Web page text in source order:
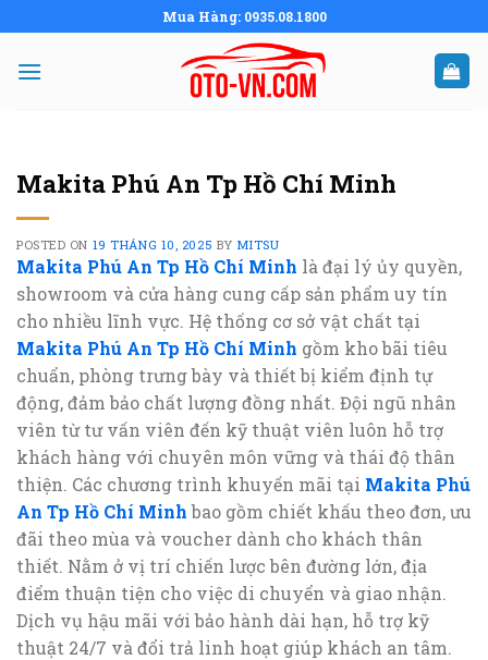
to
content
Mua Hàng: 0935.08.1800
Makita Phú An Tp Hồ Chí Minh
POSTED ON 19 THÁNG 10, 2025 BY MITSU
Makita Phú An Tp Hồ Chí Minh là đại lý ủy quyền,
showroom và cửa hàng cung cấp sản phẩm uy tín
cho nhiều lĩnh vực. Hệ thống cơ sở vật chất tại
Makita Phú An Tp Hồ Chí Minh gồm kho bãi tiêu
chuẩn, phòng trưng bày và thiết bị kiểm định tự
động, đảm bảo chất lượng đồng nhất. Đội ngũ nhân
viên từ tư vấn viên đến kỹ thuật viên luôn hỗ trợ
khách hàng với chuyên môn vững và thái độ thân
thiện. Các chương trình khuyến mãi tại Makita Phú
An Tp Hồ Chí Minhbao gồm chiết khấu theo đơn, ưu
đãi theo mùa và voucher dành cho khách thân
thiết. Nằm ở vị trí chiến lược bên đường lớn, địa
điểm thuận tiện cho việc di chuyển và giao nhận.
Dịch vụ hậu mãi với bảo hành dài hạn, hỗ trợ kỹ
thuật 24/7 và đổi trả linh hoạt giúp khách an tâm.